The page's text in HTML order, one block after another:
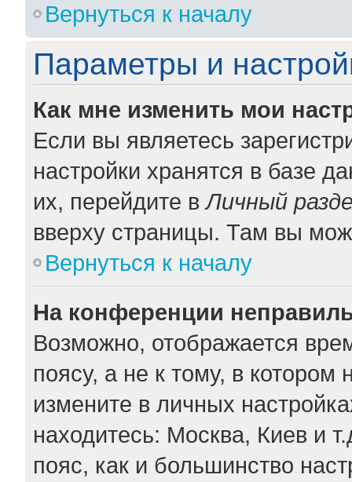
Вернуться к началу
Параметры и
Как мне изменить мои
Если вы являетесь
настройки хранятся в базе
их, перейдите вЛичный
вверху страницы. Там вы
Вернуться к началу
На конференции
Возможно, отображается
поясу, а не к тому, в
измените в личных
находитесь: Москва, Киев и
пояс, как и большинство